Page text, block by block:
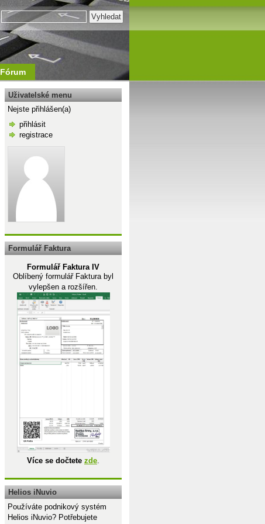
Fórum
Uživatelské menu
Nejste přihlášen(a)
přihlásit
registrace
Formulář Faktura
Formulář Faktura IV
Oblíbený formulář Faktura byl
vylepšen a rozšířen.
Více se dočtete zde.
Helios iNuvio
Používáte podnikový systém
Helios iNuvio? Potřebujete